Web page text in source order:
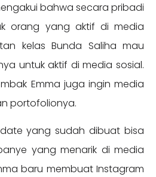
bahwa secara pribadi
orang yang aktif di media
kelas Bunda Saliha mau
untuk aktif di media sosial.
Emma juga ingin media
portofolionya.
yang sudah dibuat bisa
yang menarik di media
baru membuat Instagram